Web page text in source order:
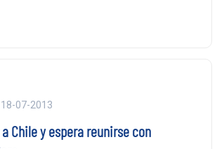
18-07-2013
Chile y espera reunirse con